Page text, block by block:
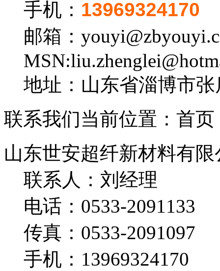
手机： 13969324170
邮箱：
地址：山东省淄博市
联系我们当前位置：首
山东世安超纤新材料有限
联系人：刘经理
电话：0533-2091133
传真：0533-2091097
手机：13969324170